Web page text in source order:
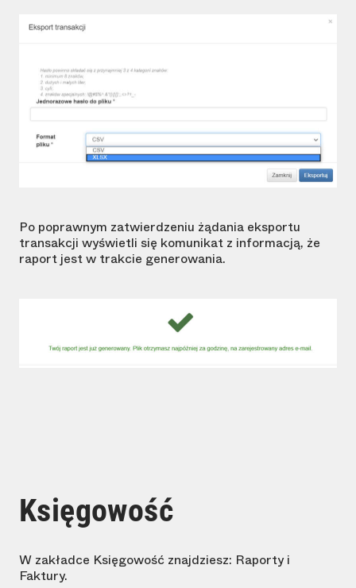
Po poprawnym zatwierdzeniu żądania eksportu
transakcji wyświetli się komunikat z informacją, że
raport jest w trakcie generowania.
Księgowość
W zakładce Księgowość znajdziesz: Raporty i
Faktury.